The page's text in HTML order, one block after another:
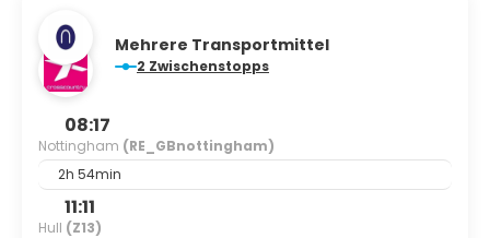
Mehrere Transportmittel
2 Zwischenstopps
08:17
Nottingham (RE_GBnottingham)
2h 54min
11:11
Hull (Z13)